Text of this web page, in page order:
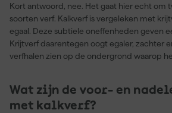
Kort antwoord, nee. Het gaat hier echt om
soorten verf. Kalkverf is vergeleken met
egaal. Deze subtiele oneffenheden geven
Krijtverf daarentegen oogt egaler, zachter
verfhalen zien op de ondergrond waarop
Wat zijn de voor- en
met kalkverf?